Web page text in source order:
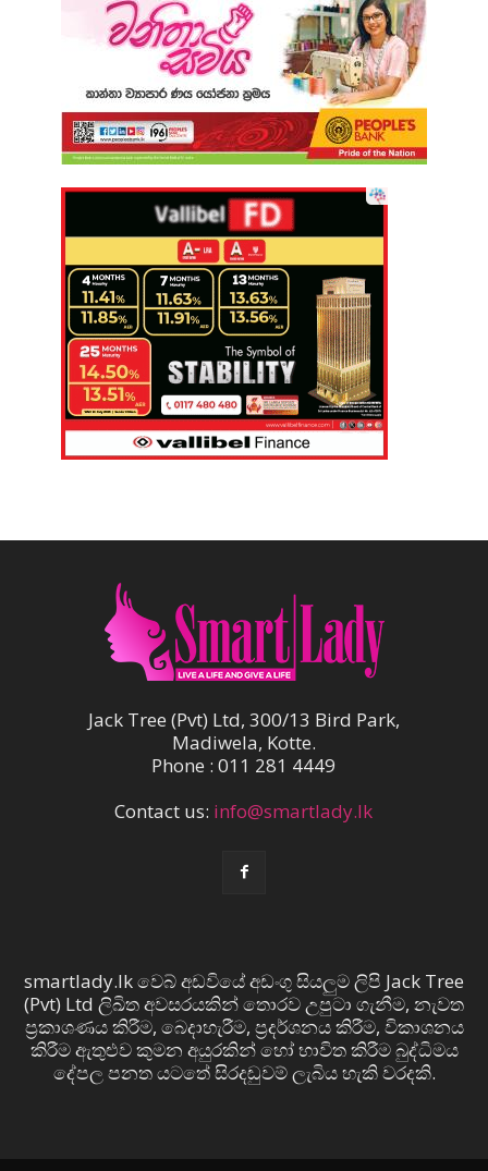
Jack Tree (Pvt) Ltd, 300/13 Bird Park,
Madiwela, Kotte.
Phone : 011 281 4449
Contact us: info@smartlady.lk
smartlady.lk වෙබ් අඩවියේ අඩංගු සියලුම ලිපි Jack Tree
(Pvt) Ltd ලිඛිත අවසරයකින් තොරව උපුටා ගැනීම, නැවත
ප්‍රකාශණය කිරීම, බෙදාහැරීම, ප්‍රදර්ශනය කිරීම, විකාශනය
කිරීම ඇතුළුව කුමන අයුරකින් හෝ භාවිත කිරීම බුද්ධිමය
දේපල පනත යටතේ සිරදඬුවම් ලැබිය හැකි වරදකි.